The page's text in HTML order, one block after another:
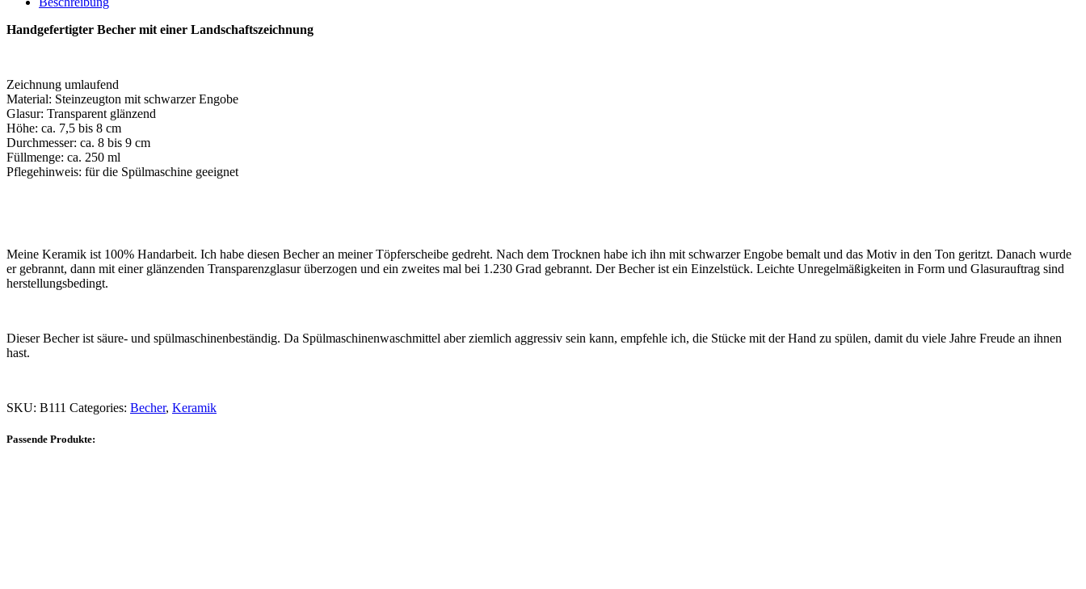
Handgefertigter Becher mit einer Landschaftszeichnung
Zeichnung umlaufend
Material: Steinzeugton mit schwarzer Engobe
Glasur: Transparent glänzend
Höhe: ca. 7,5 bis 8 cm
Durchmesser: ca. 8 bis 9 cm
Füllmenge: ca. 250 ml
Pflegehinweis: für die Spülmaschine geeignet
Meine Keramik ist 100% Handarbeit. Ich habe diesen Becher an meiner Töpferscheibe gedreht. Nach dem Trocknen habe ich ihn mit schwarzer Engobe bemalt und das Motiv in den Ton geritzt. Danach wurde
er gebrannt, dann mit einer glänzenden Transparenzglasur überzogen und ein zweites mal bei 1.230 Grad gebrannt. Der Becher ist ein Einzelstück. Leichte Unregelmäßigkeiten in Form und Glasurauftrag sind
herstellungsbedingt.
Dieser Becher ist säure- und spülmaschinenbeständig. Da Spülmaschinenwaschmittel aber ziemlich aggressiv sein kann, empfehle ich, die Stücke mit der Hand zu spülen, damit du viele Jahre Freude an ihnen
hast.
SKU: B111 Categories: Becher, Keramik
Passende Produkte: